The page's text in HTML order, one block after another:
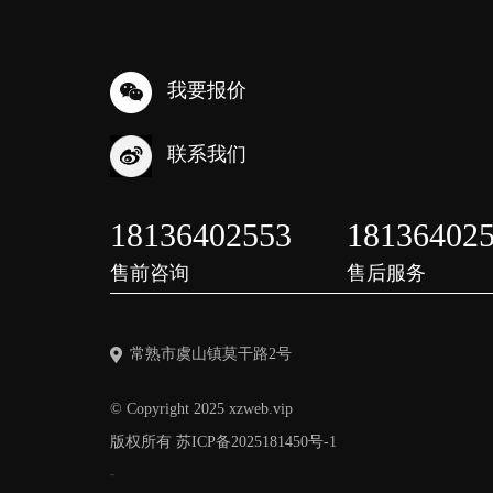
我要报价
联系我们
18136402553
售前咨询 售后服务
常熟市虞山镇莫干路2号
© Copyright 2025 xzweb.vip
版权所有 苏ICP备2025181450号-1